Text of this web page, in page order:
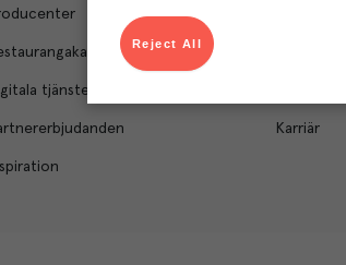
tjänster
Karriär
Reject All